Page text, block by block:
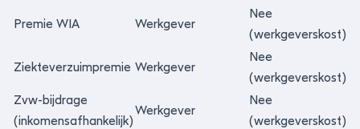
Premie WIA Werkgever
Nee
(werkgeverskost)
Ziekteverzuimpremie Werkgever
Nee
(werkgeverskost)
Zvw-bijdrage
(inkomensafhankelijk)
Werkgever
Nee
(werkgeverskost)